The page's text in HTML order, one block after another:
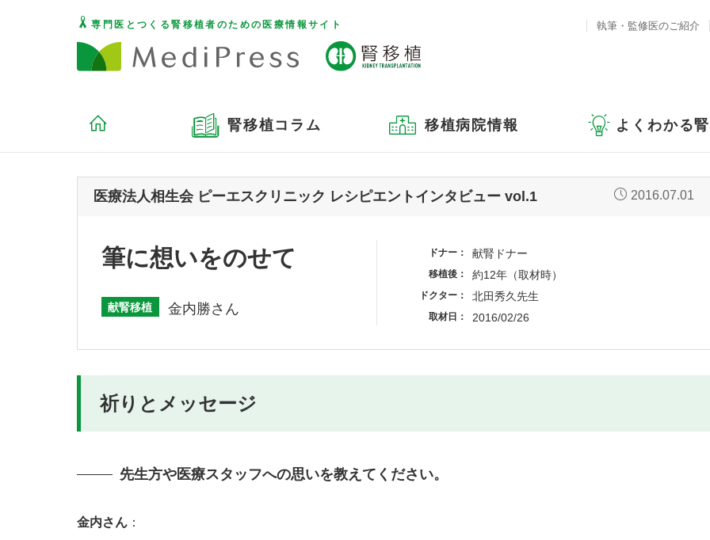
専門医とつくる腎移植者のための医療情報サイト
腎移植コラム 移植病院情報 よくわかる
執筆・監修医のご紹介
医療法人相生会 ピーエスクリニック レシピエントインタビュー vol.1 2016.07.01
筆に想いをのせて
献腎移植 金内勝さん
ドナー 献腎ドナー
移植後 約12年（取材時）
ドクター 北田秀久先生
取材日 2016/02/26
祈りとメッセージ
先生方や医療スタッフへの思いを教えてください。
金内さん ：